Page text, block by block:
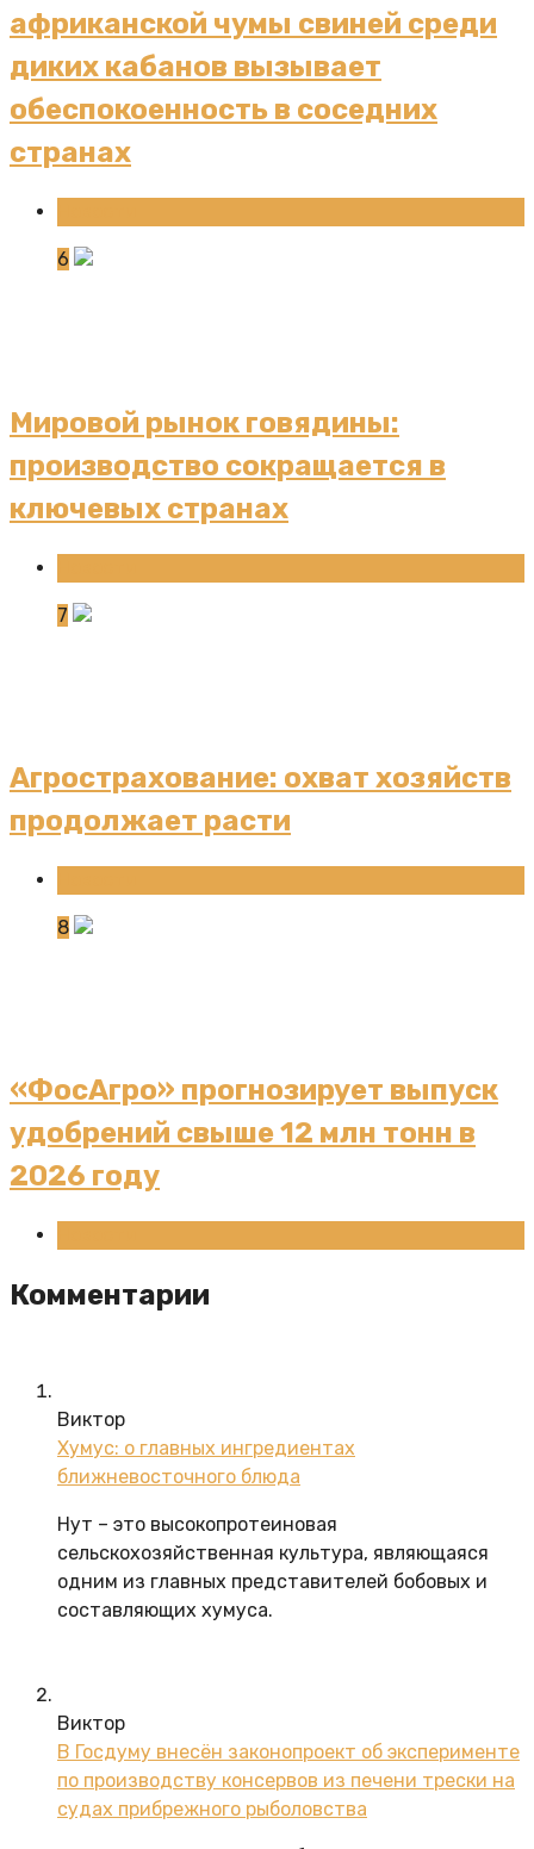
африканской чумы свиней среди
диких кабанов вызывает
обеспокоенность в соседних
странах
6
Мировой рынок говядины:
производство сокращается в
ключевых странах
7
Агрострахование: охват хозяйств
продолжает расти
8
«ФосАгро» прогнозирует выпуск
удобрений свыше 12 млн тонн в
2026 году
Комментарии
Виктор
Хумус: о главных ингредиентах
ближневосточного блюда
Нут – это высокопротеиновая
сельскохозяйственная культура, являющаяся
одним из главных представителей бобовых и
составляющих хумуса.
Виктор
В Госдуму внесён законопроект об эксперименте
по производству консервов из печени трески на
судах прибрежного рыболовства